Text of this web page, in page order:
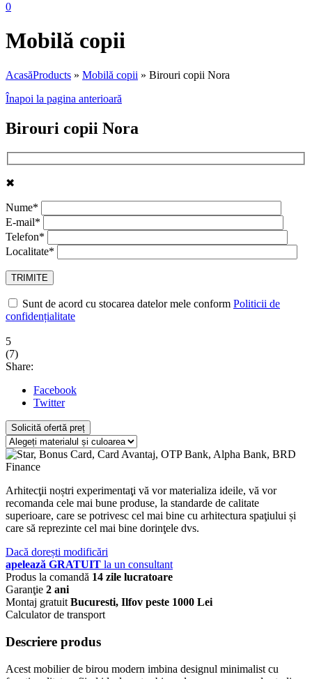
0
Mobilă copii
AcasăProducts » Mobilă copii » Birouri copii Nora
Înapoi la pagina anterioară
Birouri copii Nora
✖
Nume*
E-mail*
Telefon*
Localitate*
Sunt de acord cu stocarea datelor mele conform Politicii de
confidențialitate
5
(7)
Share:
Facebook
Twitter
Solicită ofertă preț
Arhitecţii noștri experimentaţi vă vor materializa ideile, vă vor
recomanda cele mai bune produse, la standarde de calitate
superioare, care se potrivesc cel mai bine cu arhitectura spaţiului și
care să reprezinte cel mai bine dorinţele dvs.
Dacă dorești modificări
apelează GRATUIT la un consultant
Produs la comandă 14 zile lucratoare
Garanţie 2 ani
Montaj gratuit Bucuresti, Ilfov peste 1000 Lei
Calculator de transport
Descriere produs
Acest mobilier de birou modern imbina designul minimalist cu